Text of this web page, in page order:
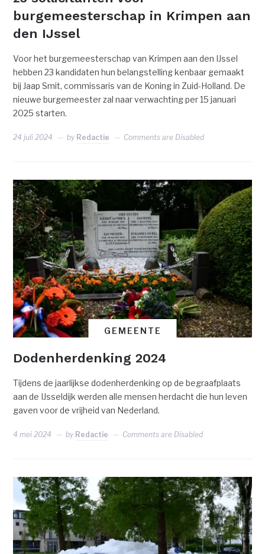
burgemeesterschap in Krimpen aan
den IJssel
Voor het burgemeesterschap van Krimpen aan den IJssel
hebben 23 kandidaten hun belangstelling kenbaar gemaakt
bij Jaap Smit, commissaris van de Koning in Zuid-Holland. De
nieuwe burgemeester zal naar verwachting per 15 januari
2025 starten.
24 juli 2024 by Redactie Comments are Disabled
GEMEENTE
Dodenherdenking 2024
Tijdens de jaarlijkse dodenherdenking op de begraafplaats
aan de IJsseldijk werden alle mensen herdacht die hun leven
gaven voor de vrijheid van Nederland.
4 mei 2024 by Redactie Comments are Disabled